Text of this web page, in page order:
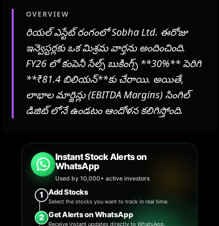
OVERVIEW
రియల్ ఎస్టేట్ రంగంలో Sobha Ltd. ఈరోజు
ఇన్వెస్టర్లకు ఒక మిశ్రమ వార్తను అందించింది.
FY26 లో కంపెనీ సేల్స్ బుకింగ్స్ **30%** పెరిగి
**₹81.4 బిలియన్**కు చేరాయి. అయితే,
లాభాల మార్జిన్లు (EBITDA Margins) సింగిల్
డిజిట్ లోనే ఉండటం ఆందోళన కలిగిస్తోంది.
Instant Stock Alerts on
WhatsApp
Used by 10,000+ active investors
1 Add Stocks
Select the stocks you want to track in real time.
2 Get Alerts on WhatsApp
Receive instant updates directly to WhatsApp.